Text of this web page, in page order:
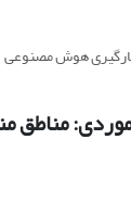
کارگیری هوش مصنوعی
مناطق